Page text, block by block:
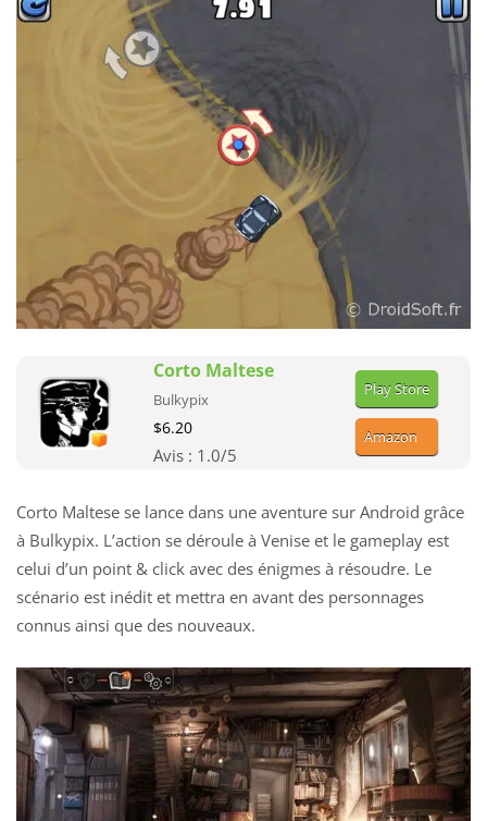
Corto Maltese
Bulkypix
$6.20
Avis : 1.0/5
Play Store
Amazon
Corto Maltese se lance dans une aventure sur Android grâce
à Bulkypix. L’action se déroule à Venise et le gameplay est
celui d’un point & click avec des énigmes à résoudre. Le
scénario est inédit et mettra en avant des personnages
connus ainsi que des nouveaux.